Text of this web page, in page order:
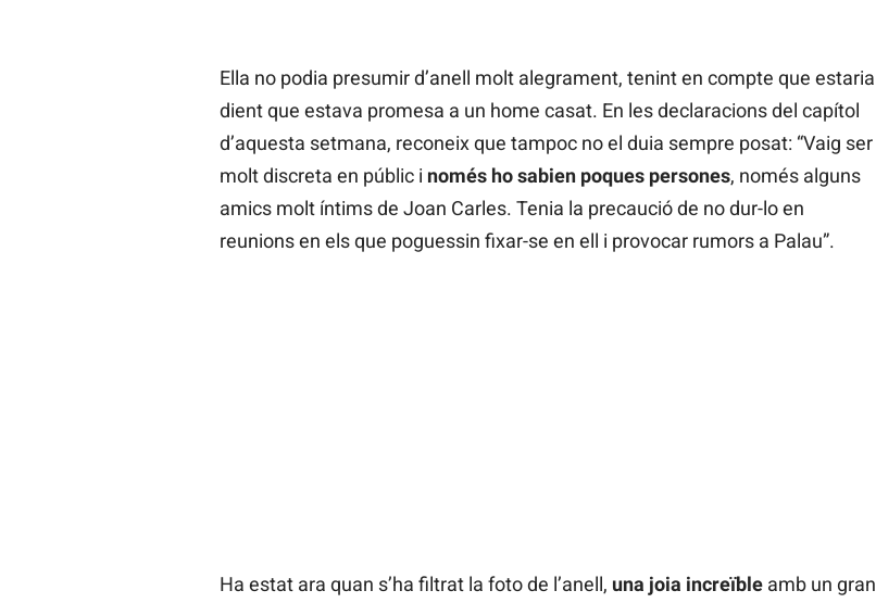
Ella no podia presumir d’anell molt alegrament, tenint en compte que estaria
dient que estava promesa a un home casat. En les declaracions del capítol
d’aquesta setmana, reconeix que tampoc no el duia sempre posat: “Vaig ser
molt discreta en públic i només ho sabien poques persones, només alguns
amics molt íntims de Joan Carles. Tenia la precaució de no dur-lo en
reunions en els que poguessin fixar-se en ell i provocar rumors a Palau”.
Ha estat ara quan s’ha filtrat la foto de l’anell, una joia increïble amb un gran